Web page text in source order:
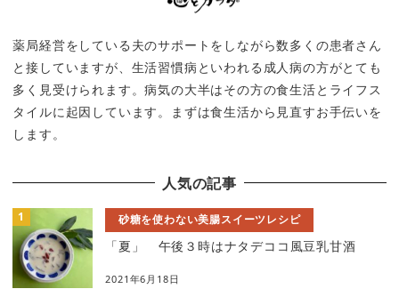
薬局経営をしている夫のサポートをしながら数多くの患者さん
と接していますが、生活習慣病といわれる成人病の方がとても
多く見受けられます。病気の大半はその方の食生活とライフス
タイルに起因しています。まずは食生活から見直すお手伝いを
します。
人気の記事
砂糖を使わない美腸スイーツレシピ
「夏」 午後３時はナタデココ風豆乳甘酒
2021年6月18日